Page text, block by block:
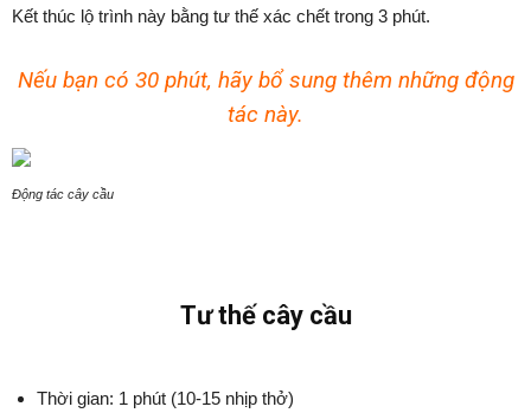
Kết thúc lộ trình này bằng tư thế xác chết trong 3 phút.
Nếu bạn có 30 phút, hãy bổ sung thêm những động
tác này.
Động tác cây cầu
Tư thế cây cầu
Thời gian: 1 phút (10-15 nhịp thở)